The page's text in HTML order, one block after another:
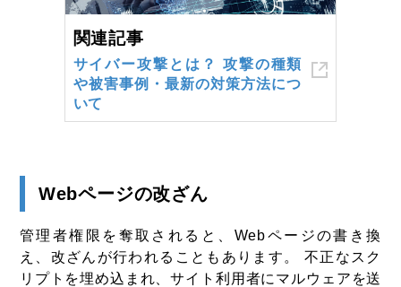
関連記事
サイバー攻撃とは？ 攻撃の種類
や被害事例・最新の対策方法につ
いて
Webページの改ざん
管理者権限を奪取されると、Webページの書き換
え、改ざんが行われることもあります。 不正なスク
リプトを埋め込まれ、サイト利用者にマルウェアを送